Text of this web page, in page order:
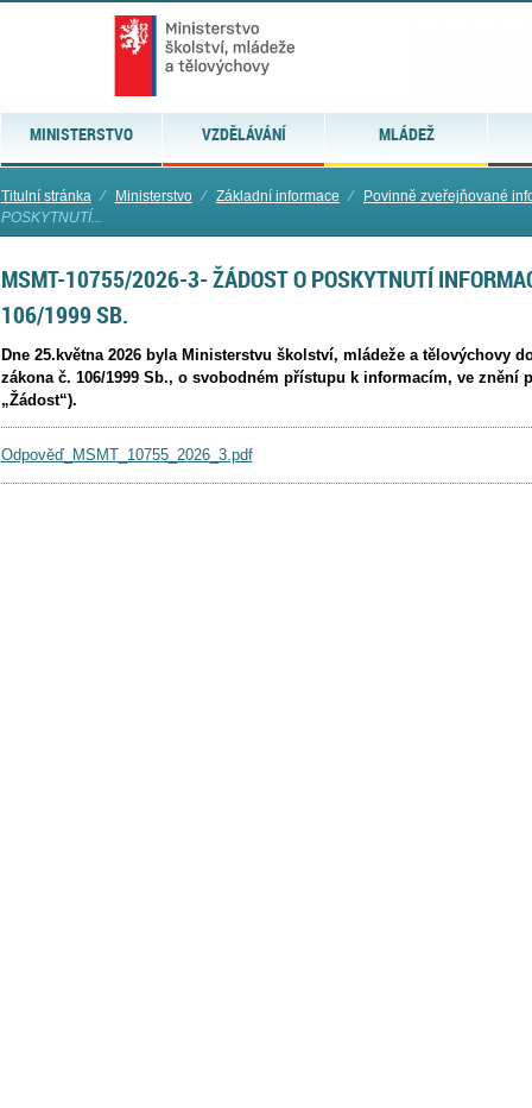
MINISTERSTVO VZDĚLÁVÁNÍ MLÁDEŽ
Titulní stránka ⁄ Ministerstvo ⁄ Základní informace ⁄
Povinně zveřejňované
POSKYTNUTÍ...
MSMT-10755/2026-3- ŽÁDOST O POSKYTNUTÍ
106/1999 SB.
Dne 25.května 2026 byla Ministerstvu školství, mládeže a tělovýchovy
zákona č. 106/1999 Sb., o svobodném přístupu k informacím, ve znění
„Žádost“).
Odpověď_MSMT_10755_2026_3.pdf